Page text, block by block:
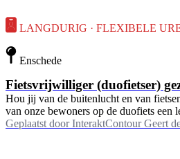
LANGDURIG · FLEXIBELE
Enschede
Fietsvrijwilliger (duofietser)
Hou jij van de buitenlucht en van
van onze bewoners op de duofiets een
Geplaatst door InteraktContour Geert